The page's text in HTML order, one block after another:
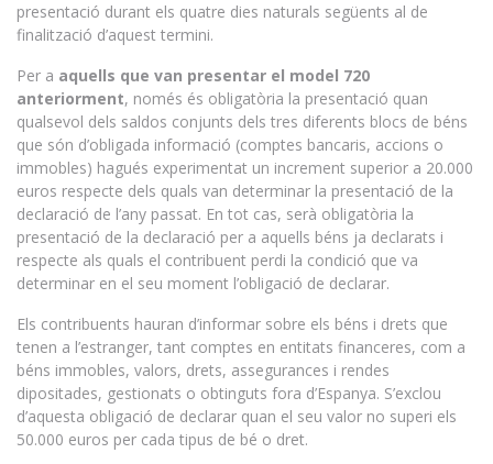
presentació durant els quatre dies naturals següents al de
finalització d’aquest termini.
Per a aquells que van presentar el model 720
anteriorment, només és obligatòria la presentació quan
qualsevol dels saldos conjunts dels tres diferents blocs de béns
que són d’obligada informació (comptes bancaris, accions o
immobles) hagués experimentat un increment superior a 20.000
euros respecte dels quals van determinar la presentació de la
declaració de l’any passat. En tot cas, serà obligatòria la
presentació de la declaració per a aquells béns ja declarats i
respecte als quals el contribuent perdi la condició que va
determinar en el seu moment l’obligació de declarar.
Els contribuents hauran d’informar sobre els béns i drets que
tenen a l’estranger, tant comptes en entitats financeres, com a
béns immobles, valors, drets, assegurances i rendes
dipositades, gestionats o obtinguts fora d’Espanya. S’exclou
d’aquesta obligació de declarar quan el seu valor no superi els
50.000 euros per cada tipus de bé o dret.